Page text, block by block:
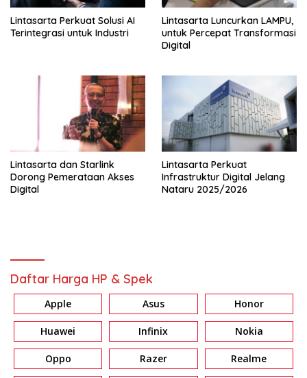
Lintasarta Perkuat Solusi AI
Terintegrasi untuk Industri
Lintasarta Luncurkan LAMPU,
untuk Percepat Transformasi
Digital
Lintasarta dan Starlink
Dorong Pemerataan Akses
Digital
Lintasarta Perkuat
Infrastruktur Digital Jelang
Nataru 2025/2026
Daftar Harga HP & Spek
Apple Asus Honor
Huawei Infinix Nokia
Oppo Razer Realme